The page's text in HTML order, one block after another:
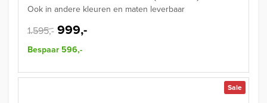
Ook in andere kleuren en maten leverbaar
1.595,- 999,-
Bespaar 596,-
Sale